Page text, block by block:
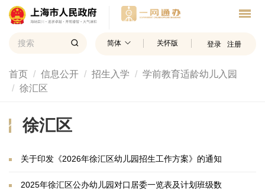
简体 关怀版 登录 注册
首页 信息公开 招生入学
学前教育适龄幼儿入园
徐汇区
徐汇区
关于印发《2026年徐汇区幼儿园招生工作方案》的通知
2025年徐汇区公办幼儿园对口居委一览表及计划班级数